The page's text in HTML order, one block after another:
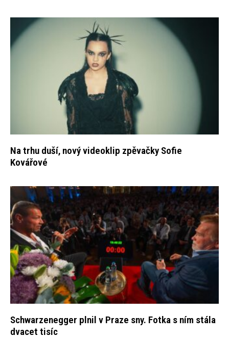
Na trhu duší, nový videoklip zpěvačky Sofie
Kovářové
Schwarzenegger plnil v Praze sny. Fotka s ním stála
dvacet tisíc